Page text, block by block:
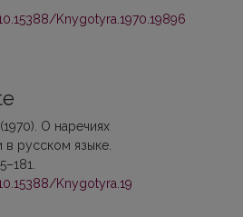
Knygotyra.1970.19896
О наречиях
русском языке.
Knygotyra.19